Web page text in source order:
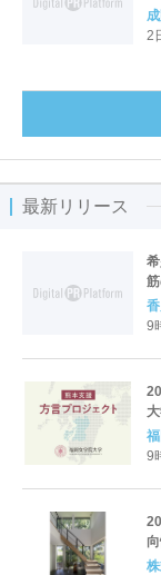
2
最新リリース
9
9